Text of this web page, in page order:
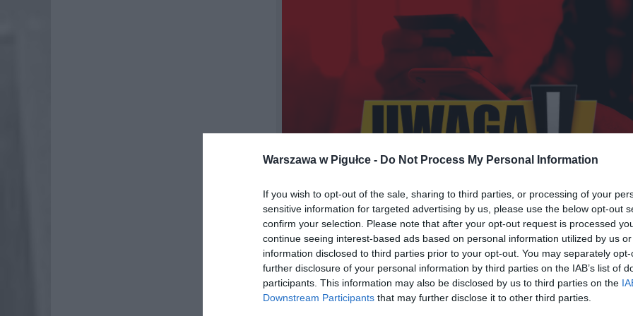
Warszawa w Pigułce - Do Not Process My Personal Information
If you wish to opt-out of the sale, sharing to third parties, or processing of your
sensitive information for targeted advertising by us, please use the below opt-out
confirm your selection. Please note that after your opt-out request is processed
continue seeing interest-based ads based on personal information utilized by us
information disclosed to third parties prior to your opt-out. You may separately
further disclosure of your personal information by third parties on the IAB’s list of
participants. This information may also be disclosed by us to third parties on the
Downstream Participants that may further disclose it to other third parties.
Fot. Shutterstock / Warszawa w Pigułce
Każdy może otrzymać wiadomość SMS z nieznanego numeru, który
źródłem sporych problemów, zwłaszcza w okresie przedświątecznych
Cyberprzestępcy wykorzystują ten okres w roku i masowo rozsyłają